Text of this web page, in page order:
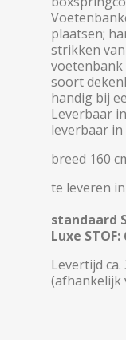
plaatsen;
strikken
voetenbank
soort
handig bij
Leverbaar
leverbaar in
breed 160
te leveren
standaard
Luxe STOF:
Levertijd ca.
(afhankelijk